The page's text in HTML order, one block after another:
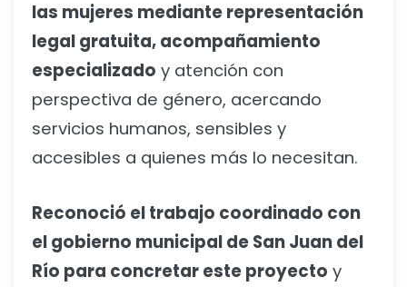
las mujeres mediante representación
legal gratuita, acompañamiento
especializado y atención con
perspectiva de género, acercando
servicios humanos, sensibles y
accesibles a quienes más lo necesitan.
Reconoció el trabajo coordinado con
el gobierno municipal de San Juan del
Río para concretar este proyecto y